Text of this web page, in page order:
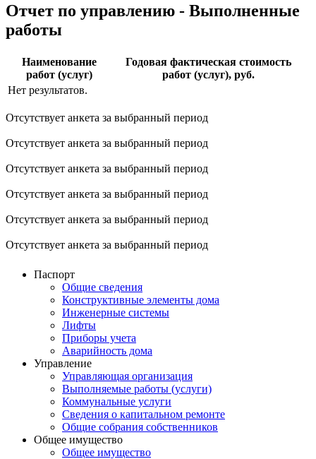
Отчет по управлению - Выполненные
работы
Наименование
работ (услуг)
Годовая фактическая стоимость
работ (услуг), руб.
Нет результатов.
Отсутствует анкета за выбранный период
Отсутствует анкета за выбранный период
Отсутствует анкета за выбранный период
Отсутствует анкета за выбранный период
Отсутствует анкета за выбранный период
Отсутствует анкета за выбранный период
Паспорт
Общие сведения
Конструктивные элементы дома
Инженерные системы
Лифты
Приборы учета
Аварийность дома
Управление
Управляющая организация
Выполняемые работы (услуги)
Коммунальные услуги
Сведения о капитальном ремонте
Общие собрания собственников
Общее имущество
Общее имущество